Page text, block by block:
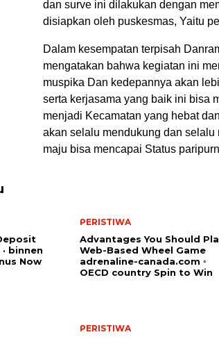
dan surve ini dilakukan dengan
disiapkan oleh puskesmas, Yaitu
Dalam kesempatan terpisah
mengatakan bahwa kegiatan ini
muspika Dan kedepannya akan
serta kerjasama yang baik ini bisa
menjadi Kecamatan yang hebat
akan selalu mendukung dan
maju bisa mencapai Status
binnen
Now
PERISTIWA
Advantages You Should
Web-Based Wheel Game
adrenaline-canada.com ◦
OECD country Spin to Win
PERISTIWA